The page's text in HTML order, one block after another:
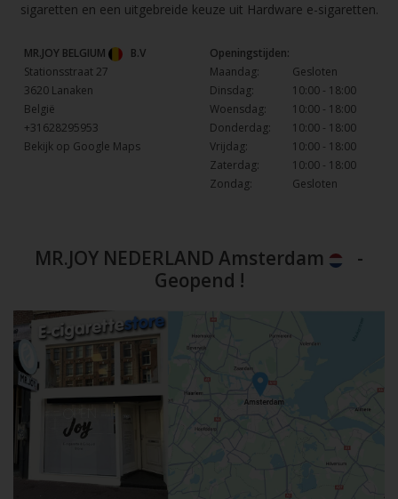
sigaretten en een uitgebreide keuze uit Hardware e-sigaretten.
MR.JOY BELGIUM
B.V
Stationsstraat 27
3620 Lanaken
België
+31628295953
Bekijk op Google Maps
Openingstijden:
Maandag:
Gesloten
Dinsdag:
10:00 - 18:00
Woensdag:
10:00 - 18:00
Donderdag:
10:00 - 18:00
Vrijdag:
10:00 - 18:00
Zaterdag:
10:00 - 18:00
Zondag:
Gesloten
MR.JOY NEDERLAND Amsterdam
-
Geopend !